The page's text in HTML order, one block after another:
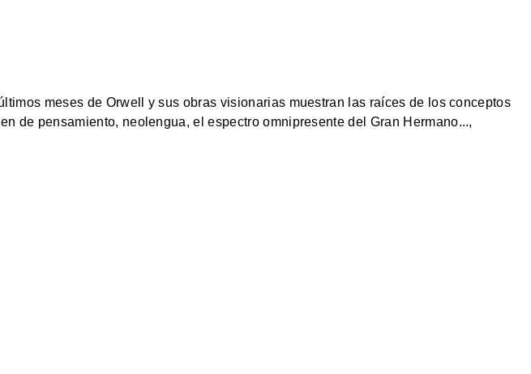
meses de Orwell y sus obras visionarias muestran las raíces de los conceptos
de pensamiento, neolengua, el espectro omnipresente del Gran Hermano...,